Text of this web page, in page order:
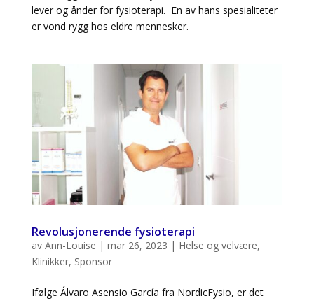
lever og ånder for fysioterapi. En av hans spesialiteter
er vond rygg hos eldre mennesker.
Revolusjonerende fysioterapi
av Ann-Louise | mar 26, 2023 | Helse og velvære,
Klinikker, Sponsor
Ifølge Álvaro Asensio García fra NordicFysio, er det